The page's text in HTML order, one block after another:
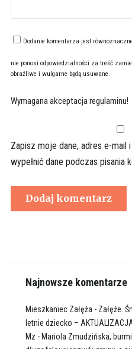
Dodanie komentarza jest
nie ponosi odpowiedzialności za treść
obraźliwe i wulgarne będą usuwane.
Wymagana akceptacja regulaminu!
Zapisz moje dane, adres e-
wypełnić dane podczas pisania
Najnowsze komentarze
Mieszkaniec Załęża - Załęże.
letnie dziecko –
Mz - Mariola Zmudzińska,